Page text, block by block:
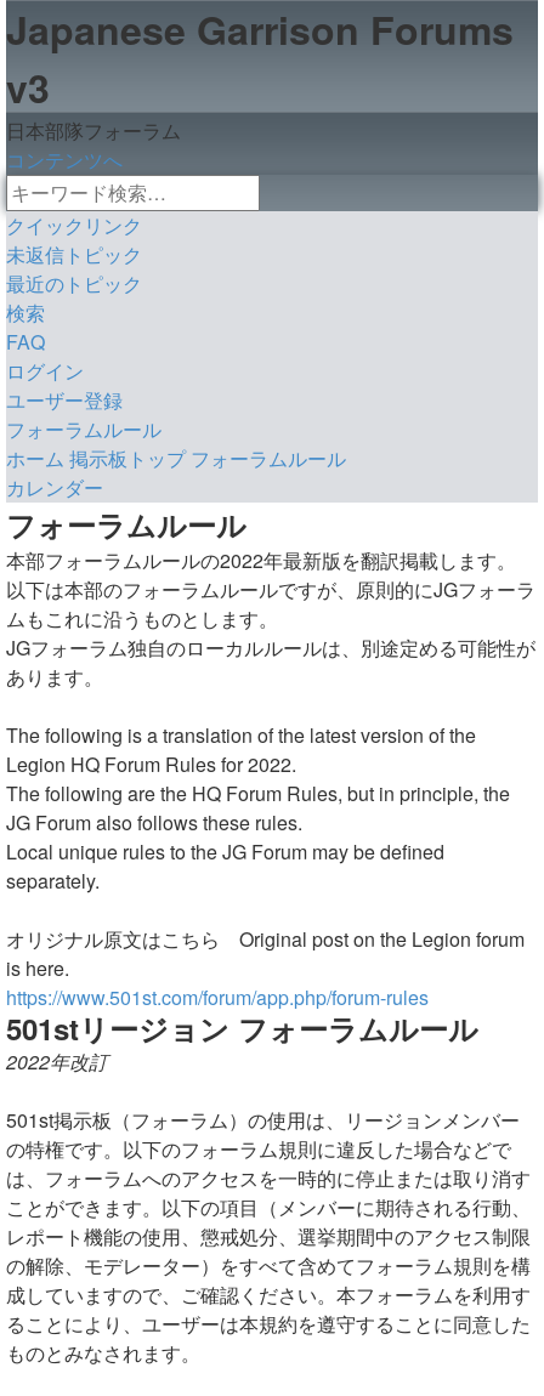
Japanese Garrison Forums
v3
日本部隊フォーラム
コンテンツへ
検
細
クイックリンク
未返信トピック
最近のトピック
検索
FAQ
ログイン
ユーザー登録
フォーラムルール
ホーム 掲示板トップ フォーラムルール
カレンダー
検
索
フォーラムルール
本部フォーラムルールの2022年最新版を翻訳掲載します。
以下は本部のフォーラムルールですが、原則的にJGフォーラ
ムもこれに沿うものとします。
JGフォーラム独自のローカルルールは、別途定める可能性が
あります。
The following is a translation of the latest version of the
Legion HQ Forum Rules for 2022.
The following are the HQ Forum Rules, but in principle, the
JG Forum also follows these rules.
Local unique rules to the JG Forum may be defined
separately.
オリジナル原文はこちら Original post on the Legion forum
is here.
https://www.501st.com/forum/app.php/forum-rules
501stリージョン フォーラムルール
2022年改訂
501st掲示板（フォーラム）の使用は、リージョンメンバー
の特権です。以下のフォーラム規則に違反した場合などで
は、フォーラムへのアクセスを一時的に停止または取り消す
ことができます。以下の項目（メンバーに期待される行動、
レポート機能の使用、懲戒処分、選挙期間中のアクセス制限
の解除、モデレーター）をすべて含めてフォーラム規則を構
成していますので、ご確認ください。本フォーラムを利用す
ることにより、ユーザーは本規約を遵守することに同意した
ものとみなされます。